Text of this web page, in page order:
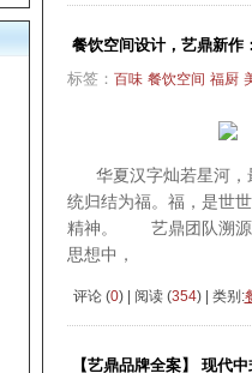
餐饮空间设计，艺鼎新作
标签： 百味 餐饮空间 福厨
华夏汉字灿若星河，
统归结为福。福，是世
精神。 艺鼎团队溯源
思想中，
评论 (0) | 阅读 (354) | 类别:
【艺鼎品牌全案】 现代